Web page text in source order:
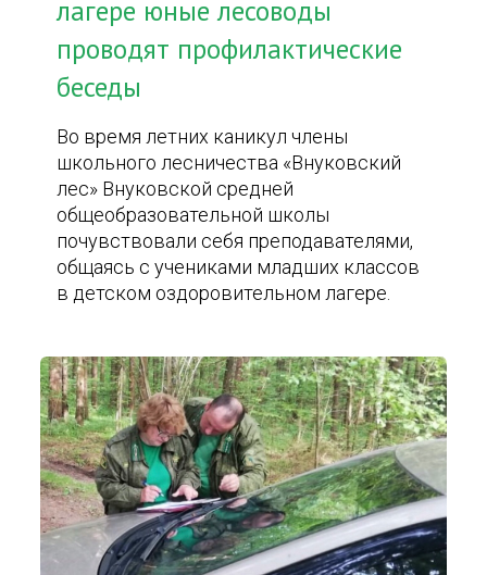
лагере юные лесоводы
проводят профилактические
беседы
Во время летних каникул члены
школьного лесничества «Внуковский
лес» Внуковской средней
общеобразовательной школы
почувствовали себя преподавателями,
общаясь с учениками младших классов
в детском оздоровительном лагере.